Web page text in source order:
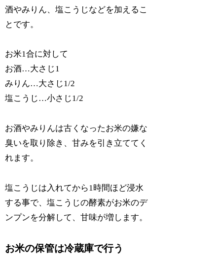
酒やみりん、塩こうじなどを加えるこ
とです。
お米1合に対して
お酒…大さじ1
みりん…大さじ1/2
塩こうじ…小さじ1/2
お酒やみりんは古くなったお米の嫌な
臭いを取り除き、甘みを引き立ててく
れます。
塩こうじは入れてから1時間ほど浸水
する事で、塩こうじの酵素がお米のデ
ンプンを分解して、甘味が増します。
お米の保管は冷蔵庫で行う